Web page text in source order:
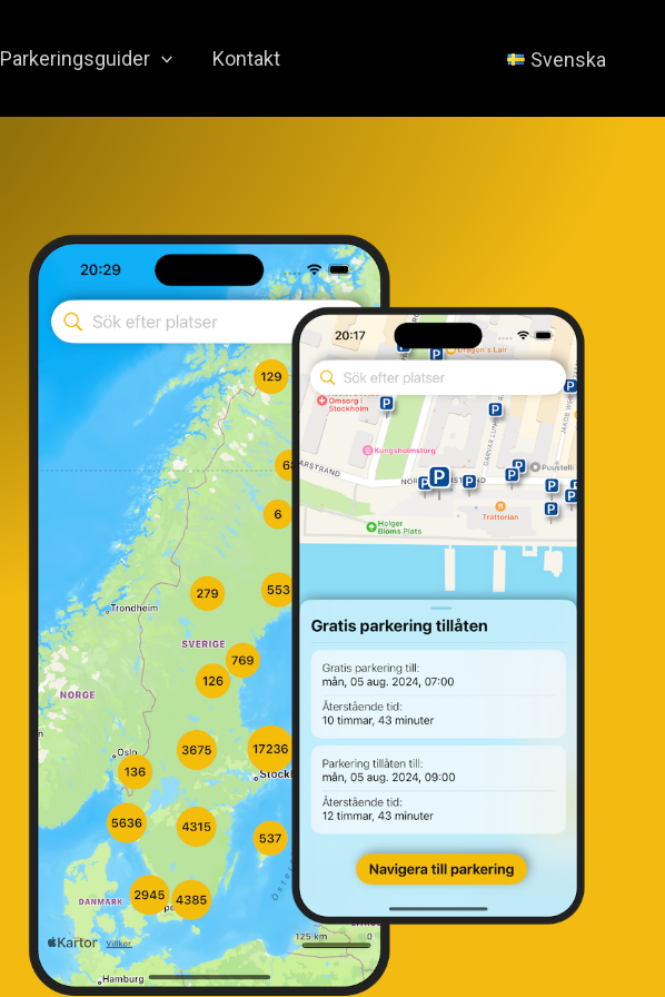
Parkeringsguider Kontakt Svenska